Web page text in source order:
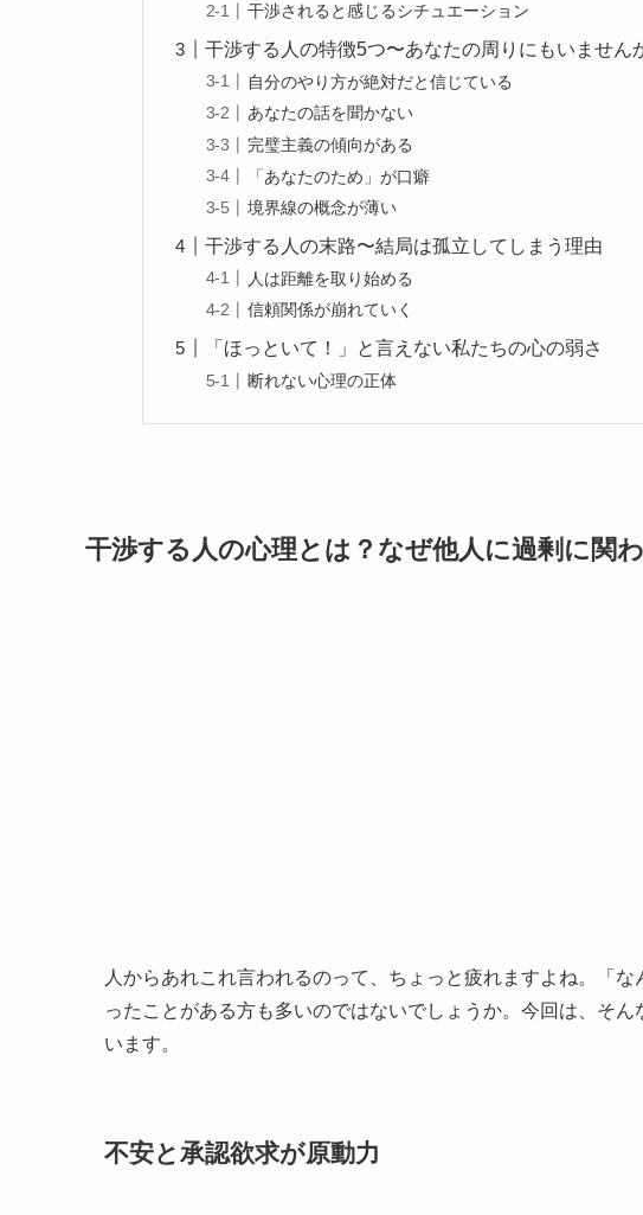
干渉されると感じるシチュエーション
干渉する人の特徴5つ〜あなたの周りにもいません
自分のやり方が絶対だと信じている
あなたの話を聞かない
完璧主義の傾向がある
「あなたのため」が口癖
境界線の概念が薄い
干渉する人の末路〜結局は孤立してしまう理由
人は距離を取り始める
信頼関係が崩れていく
「ほっといて！」と言えない私たちの心の弱さ
断れない心理の正体
干渉する人の心理とは？なぜ他人に過剰に関
人からあれこれ言われるのって、ちょっと疲れますよね。「
ったことがある方も多いのではないでしょうか。今回は、そ
います。
不安と承認欲求が原動力